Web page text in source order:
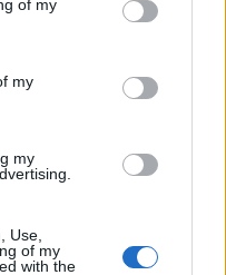
You may click to
its third-party tags to
in below Google
of my
my
my
Use,
of my
with the
σημειώνει ότι
προς το ΑΕΠ κατά
η μεγαλύτερη